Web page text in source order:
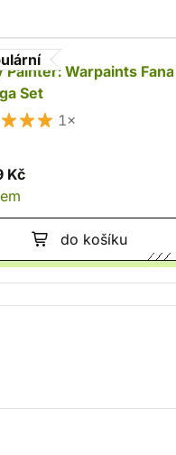
Painter: Warpaints
Set
1×
Kč
do košíku